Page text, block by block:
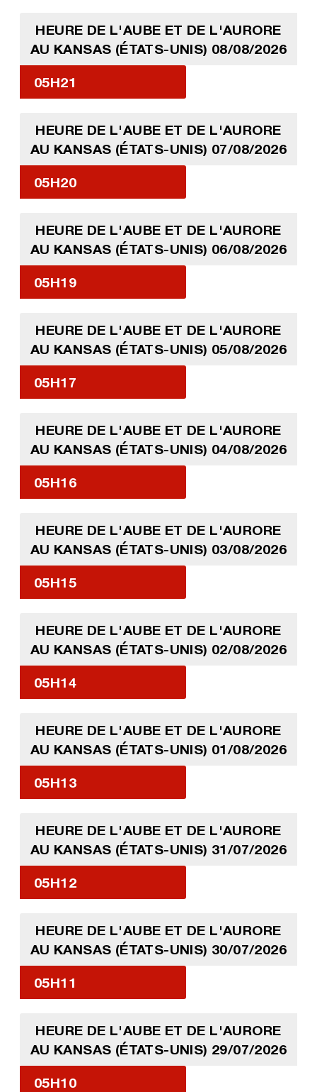
HEURE DE L'AUBE ET DE L'AURORE
AU KANSAS (ÉTATS-UNIS) 08/08/2026
05H21
HEURE DE L'AUBE ET DE L'AURORE
AU KANSAS (ÉTATS-UNIS) 07/08/2026
05H20
HEURE DE L'AUBE ET DE L'AURORE
AU KANSAS (ÉTATS-UNIS) 06/08/2026
05H19
HEURE DE L'AUBE ET DE L'AURORE
AU KANSAS (ÉTATS-UNIS) 05/08/2026
05H17
HEURE DE L'AUBE ET DE L'AURORE
AU KANSAS (ÉTATS-UNIS) 04/08/2026
05H16
HEURE DE L'AUBE ET DE L'AURORE
AU KANSAS (ÉTATS-UNIS) 03/08/2026
05H15
HEURE DE L'AUBE ET DE L'AURORE
AU KANSAS (ÉTATS-UNIS) 02/08/2026
05H14
HEURE DE L'AUBE ET DE L'AURORE
AU KANSAS (ÉTATS-UNIS) 01/08/2026
05H13
HEURE DE L'AUBE ET DE L'AURORE
AU KANSAS (ÉTATS-UNIS) 31/07/2026
05H12
HEURE DE L'AUBE ET DE L'AURORE
AU KANSAS (ÉTATS-UNIS) 30/07/2026
05H11
HEURE DE L'AUBE ET DE L'AURORE
AU KANSAS (ÉTATS-UNIS) 29/07/2026
05H10